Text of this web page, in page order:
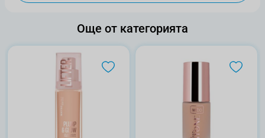
Още от категорията